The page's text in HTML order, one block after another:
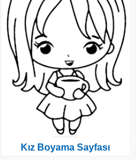
Kız Boyama Sayfası